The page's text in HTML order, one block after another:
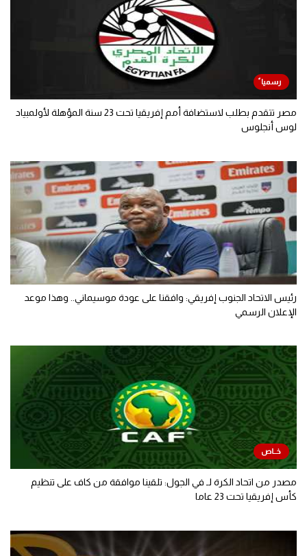
مصر تتقدم بطلب لاستضافة أمم إفريقيا تحت 23 سنة المؤهلة لأولمبياد
لوس أنجلوس
رئيس الاتحاد الجنوب إفريقي: وافقنا على عودة موسيماني.. وهذا موعد
الإعلان الرسمي
مصدر من اتحاد الكرة لـ في الجول: تلقينا موافقة من كاف على تنظيم
كأس إفريقيا تحت 23 عاما